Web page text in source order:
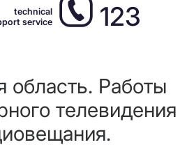
technical
service
123
область. Работы
телевидения